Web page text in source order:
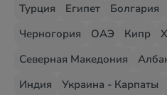
Турция Египет Болгария
Черногория
ОАЭ Кипр
Северная Македония
Индия
Украина - Карпаты